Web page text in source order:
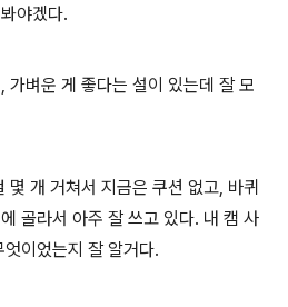
야겠다.
가벼운 게 좋다는 설이 있는데 잘 모
몇 개 거쳐서 지금은 쿠션 없고, 바퀴
골라서 아주 잘 쓰고 있다. 내 캠 사
이었는지 잘 알거다.